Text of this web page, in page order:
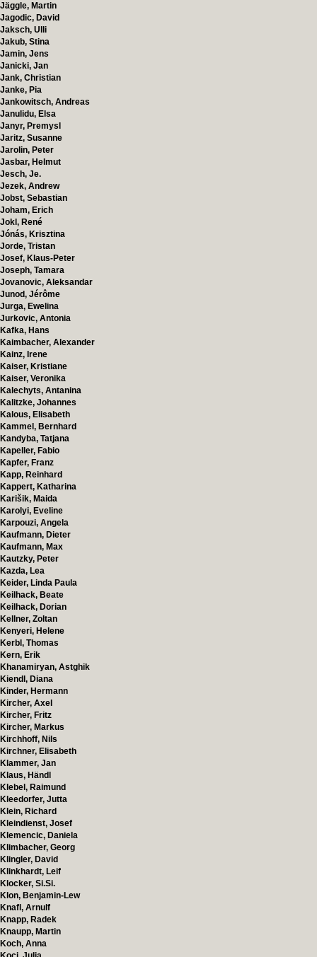
Jäggle, Martin
Jagodic, David
Jaksch, Ulli
Jakub, Stina
Jamin, Jens
Janicki, Jan
Jank, Christian
Janke, Pia
Jankowitsch, Andreas
Janulidu, Elsa
Janyr, Premysl
Jaritz, Susanne
Jarolin, Peter
Jasbar, Helmut
Jesch, Je.
Jezek, Andrew
Jobst, Sebastian
Joham, Erich
Jokl, René
Jónás, Krisztina
Jorde, Tristan
Josef, Klaus-Peter
Joseph, Tamara
Jovanovic, Aleksandar
Junod, Jérôme
Jurga, Ewelina
Jurkovic, Antonia
Kafka, Hans
Kaimbacher, Alexander
Kainz, Irene
Kaiser, Kristiane
Kaiser, Veronika
Kalechyts, Antanina
Kalitzke, Johannes
Kalous, Elisabeth
Kammel, Bernhard
Kandyba, Tatjana
Kapeller, Fabio
Kapfer, Franz
Kapp, Reinhard
Kappert, Katharina
Karišik, Maida
Karolyi, Eveline
Karpouzi, Angela
Kaufmann, Dieter
Kaufmann, Max
Kautzky, Peter
Kazda, Lea
Keider, Linda Paula
Keilhack, Beate
Keilhack, Dorian
Kellner, Zoltan
Kenyeri, Helene
Kerbl, Thomas
Kern, Erik
Khanamiryan, Astghik
Kiendl, Diana
Kinder, Hermann
Kircher, Axel
Kircher, Fritz
Kircher, Markus
Kirchhoff, Nils
Kirchner, Elisabeth
Klammer, Jan
Klaus, Händl
Klebel, Raimund
Kleedorfer, Jutta
Klein, Richard
Kleindienst, Josef
Klemencic, Daniela
Klimbacher, Georg
Klingler, David
Klinkhardt, Leif
Klocker, Si.Si.
Klon, Benjamin-Lew
Knafl, Arnulf
Knapp, Radek
Knaupp, Martin
Koch, Anna